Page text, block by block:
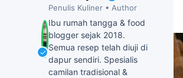
✓
Penulis Kuliner • Author
Ibu rumah tangga & food
blogger sejak 2018.
Semua resep telah diuji di
dapur sendiri. Spesialis
camilan tradisional &